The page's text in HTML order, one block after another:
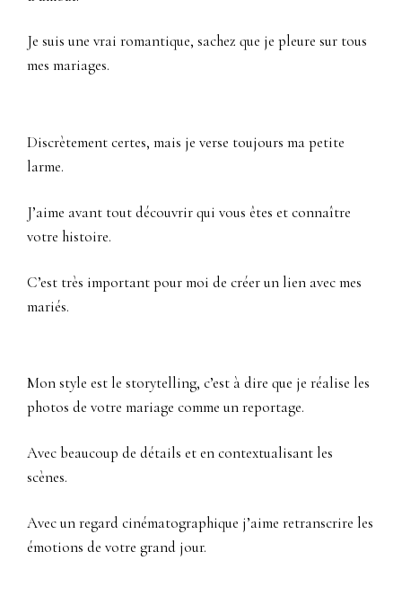
Je suis une vrai romantique, sachez que je pleure sur tous
mes mariages.
Discrètement certes, mais je verse toujours ma petite
larme.
J’aime avant tout découvrir qui vous êtes et connaître
votre histoire.
C’est très important pour moi de créer un lien avec mes
mariés.
Mon style est le storytelling, c’est à dire que je réalise les
photos de votre mariage comme un reportage.
Avec beaucoup de détails et en contextualisant les
scènes.
Avec un regard cinématographique j’aime retranscrire les
émotions de votre grand jour.